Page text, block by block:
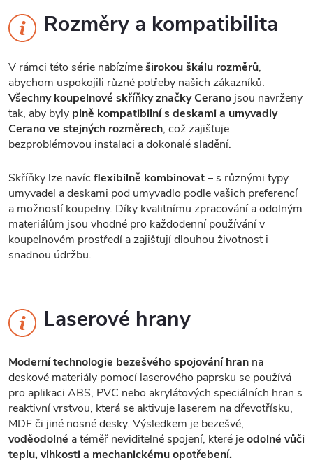
Rozměry a kompatibilita
V rámci této série nabízímeširokou škálu rozměrů,
abychom uspokojili různé potřeby našich zákazníků.
Všechny koupelnové skříňky značky Cerano jsou navrženy
tak, aby byly plně kompatibilní s deskami a umyvadly
Cerano ve stejných rozměrech, což zajišťuje
bezproblémovou instalaci a dokonalé sladění.
Skříňky lze navíc flexibilně kombinovat– s různými typy
umyvadel a deskami pod umyvadlo podle vašich preferencí
a možností koupelny. Díky kvalitnímu zpracování a odolným
materiálům jsou vhodné pro každodenní používání v
koupelnovém prostředí a zajišťují dlouhou životnost i
snadnou údržbu.
Laserové hrany
Moderní technologie bezešvého spojování hran na
deskové materiály pomocí laserového paprsku se používá
pro aplikaci ABS, PVC nebo akrylátových speciálních hran s
reaktivní vrstvou, která se aktivuje laserem na dřevotřísku,
MDF či jiné nosné desky. Výsledkem je bezešvé,
voděodolné a téměř neviditelné spojení, které jeodolné vůči
teplu, vlhkosti a mechanickému opotřebení.